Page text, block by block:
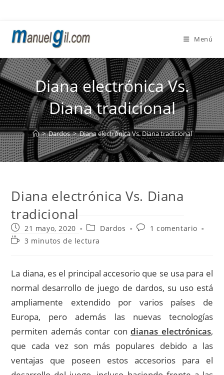
contenido
Menú
Diana electrónica Vs.
Diana tradicional
> Dardos > Diana electrónica Vs. Diana tradicional
Diana electrónica Vs. Diana
tradicional
Publicación
de
la
21 mayo, 2020
Categoría
de
la
Dardos
Comentarios
1 comentario
Tiempo3 minutos de lectura
La diana, es el principal accesorio que se usa para el
normal desarrollo de juego de dardos, su uso está
ampliamente extendido por varios países de
Europa, pero además las nuevas tecnologías
permiten además contar condianas electrónicas,
que cada vez son más populares debido a las
ventajas que poseen estos accesorios para el